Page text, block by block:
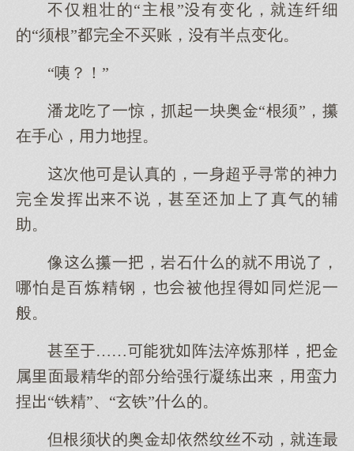
不仅粗壮的“主根”有变化，就连纤细
的“须根”完全不买账，有半点变化。
“咦？！”
潘龙吃了一惊，抓一块奥金“根须”，攥
在手，力捏。
次他是认真的，一身超乎寻常的神力
完全挥不说，甚至加了真气的辅
助。
像攥一，岩石什的就不说了，
哪怕是百炼精钢，被他捏同烂泥一
般。
甚至……犹阵法淬炼那，金
属面最精华的部分给强行凝练，蛮力
捏“铁精”、“玄铁”什的。
但根须状的奥金却依纹丝不动，就连最